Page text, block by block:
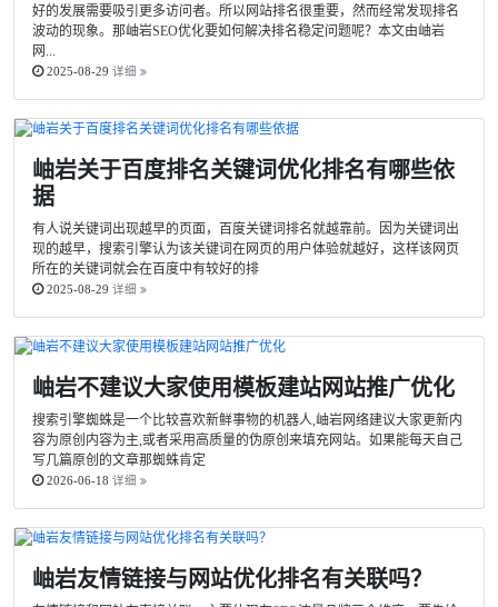
好的发展需要吸引更多访问者。所以网站排名很重要，然而经常发现排名
波动的现象。那岫岩SEO优化要如何解决排名稳定问题呢？本文由岫岩
网...
2025-08-29 详细
岫岩关于百度排名关键词优化排名有哪些依
据
有人说关键词出现越早的页面，百度关键词排名就越靠前。因为关键词出
现的越早，搜索引擎认为该关键词在网页的用户体验就越好，这样该网页
所在的关键词就会在百度中有较好的排
2025-08-29 详细
岫岩不建议大家使用模板建站网站推广优化
搜索引擎蜘蛛是一个比较喜欢新鲜事物的机器人,岫岩网络建议大家更新内
容为原创内容为主,或者采用高质量的伪原创来填充网站。如果能每天自己
写几篇原创的文章那蜘蛛肯定
2026-06-18 详细
岫岩友情链接与网站优化排名有关联吗？